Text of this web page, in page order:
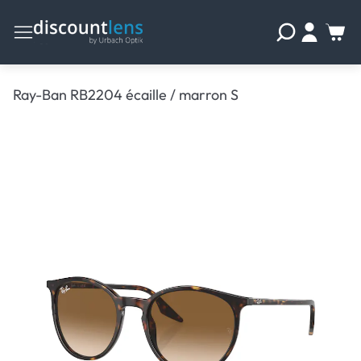
Ray-Ban RB2204 écaille / marron S